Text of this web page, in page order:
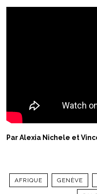
Par Alexia Nichele et
AFRIQUE GENÈVE